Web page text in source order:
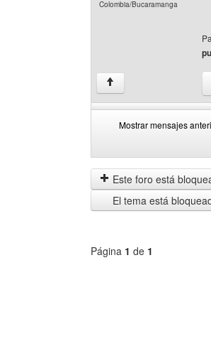
Colombia/Bucaramanga
↑
Mostrar mensajes
mensajes
anteriores
by
Este foro está
El tema está
Página 1 de 1